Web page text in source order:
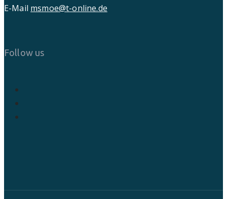
E-Mail msmoe@t-online.de
Follow us